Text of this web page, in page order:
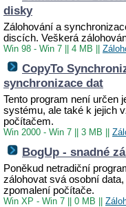
disky
Zálohování a
discích. Veškerá
Win 98 - Win 7 4 MB
CopyTo
synchronizace dat
Tento program není určen
systému, ale také k jejich
počítačem.
Win 2000 - Win 7 3 MB
BogUp - snadné
Poněkud netradiční
zálohovat svá osobní
zpomalení počítače.
Win XP - Win 7 0 MB